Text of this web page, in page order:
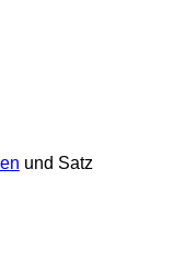
und Satz